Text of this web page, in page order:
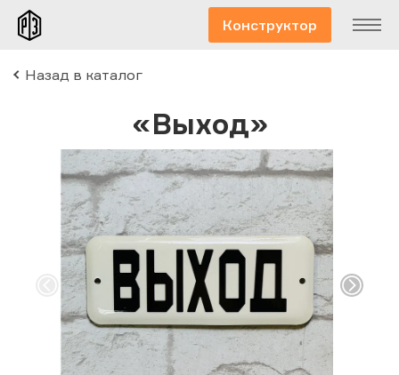
Конструктор
Назад в каталог
«Выход»